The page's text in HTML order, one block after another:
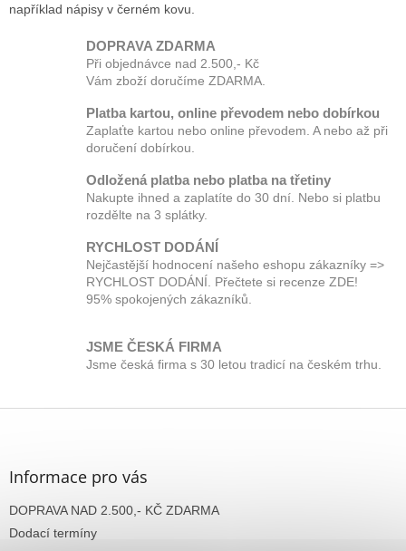
například nápisy v černém kovu.
DOPRAVA ZDARMA
Při objednávce nad 2.500,- Kč
Vám zboží doručíme ZDARMA.
Platba kartou, online převodem nebo dobírkou
Zaplaťte kartou nebo online převodem. A nebo až při
doručení dobírkou.
Odložená platba nebo platba na třetiny
Nakupte ihned a zaplatíte do 30 dní. Nebo si platbu
rozdělte na 3 splátky.
RYCHLOST DODÁNÍ
Nejčastější hodnocení našeho eshopu zákazníky =>
RYCHLOST DODÁNÍ. Přečtete si recenze ZDE!
95% spokojených zákazníků.
JSME ČESKÁ FIRMA
Jsme česká firma s 30 letou tradicí na českém trhu.
Z
Informace pro vás
DOPRAVA NAD 2.500,- KČ ZDARMA
Dodací termíny